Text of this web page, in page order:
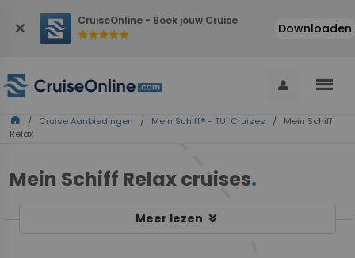
close CruiseOnline - Boek jouw Cruise
starstarstarstarstar Downloaden
person menu
home / Cruise Aanbiedingen / Mein Schiff® - TUI Cruises / Mein Schiff
Relax
Mein Schiff Relax cruises.
Meer lezen keyboard_double_arrow_down